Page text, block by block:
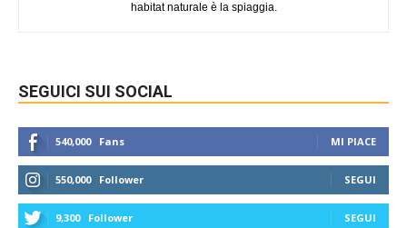
habitat naturale è la spiaggia.
SEGUICI SUI SOCIAL
540,000 Fans MI PIACE
550,000 Follower SEGUI
9,300 Follower SEGUI